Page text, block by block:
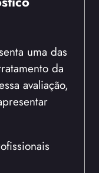
uma das
da
avaliação,